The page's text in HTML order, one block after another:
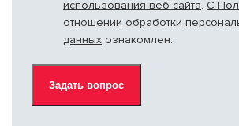
использования веб-сайта. С
отношении обработки
данных ознакомлен.